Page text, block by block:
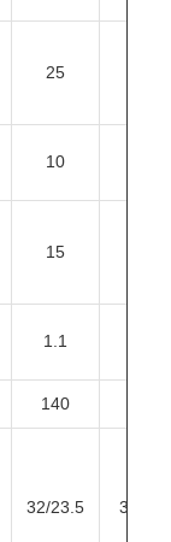
25
10
15
1.1
140
32/23.5 32/25